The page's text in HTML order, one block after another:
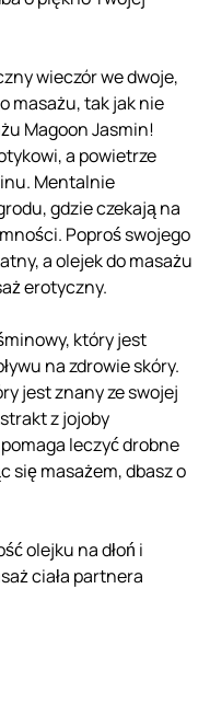
wieczór we dwoje,
masażu, tak jak nie
Magoon Jasmin!
a powietrze
Mentalnie
gdzie czekają na
Poproś swojego
a olejek do masażu
erotyczny.
który jest
na zdrowie skóry.
jest znany ze swojej
z jojoby
leczyć drobne
się masażem, dbasz o
olejku na dłoń i
ciała partnera